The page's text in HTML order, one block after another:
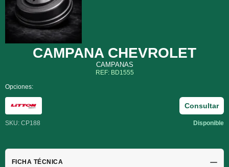
CAMPANA CHEVROLET
CAMPANAS
REF: BD1555
Opciones:
SKU: CP188 Disponible
Consultar
FICHA TÉCNICA